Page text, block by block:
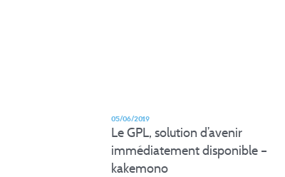
05/06/2019
Le GPL, solution d’avenir
immédiatement disponible –
kakemono